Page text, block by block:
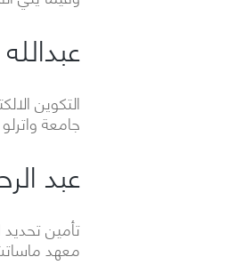
التكوين
جامعة
عبد
تأمين تحديد
معهد